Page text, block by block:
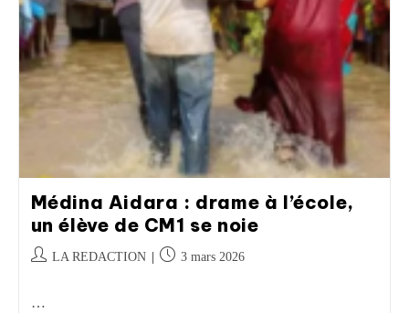
Médina Aidara : drame à l’école,
un élève de CM1 se noie
LA REDACTION 3 mars 2026
…